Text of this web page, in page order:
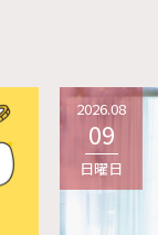
2026.08
09
日曜日